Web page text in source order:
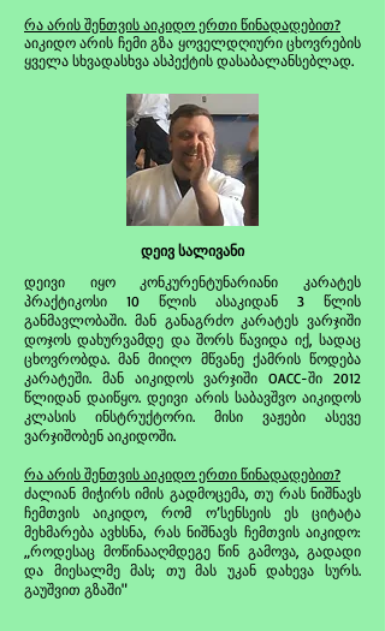
რა არის შენთვის აიკიდო ერთი წინადადებით?
აიკიდო არის ჩემი გზა ყოველდღიური ცხოვრების
ყველა სხვადასხვა ასპექტის დასაბალანსებლად.
დეივ სალივანი
დეივი იყო კონკურენტუნარიანი კარატეს
პრაქტიკოსი 10 წლის ასაკიდან 3 წლის
განმავლობაში. მან განაგრძო კარატეს ვარჯიში
დოჯოს დახურვამდე და შორს წავიდა იქ, სადაც
ცხოვრობდა. მან მიიღო მწვანე ქამრის წოდება
კარატეში. მან აიკიდოს ვარჯიში OACC-ში 2012
წლიდან დაიწყო. დეივი არის საბავშვო აიკიდოს
კლასის ინსტრუქტორი. მისი ვაჟები ასევე
ვარჯიშობენ აიკიდოში.
რა არის შენთვის აიკიდო ერთი წინადადებით?
ძალიან მიჭირს იმის გადმოცემა, თუ რას ნიშნავს
ჩემთვის აიკიდო, რომ ო’სენსეის ეს ციტატა
მეხმარება ავხსნა, რას ნიშნავს ჩემთვის აიკიდო:
„როდესაც მოწინააღმდეგე წინ გამოვა, გადადი
და მიესალმე მას; თუ მას უკან დახევა სურს.
გაუშვით გზაში"